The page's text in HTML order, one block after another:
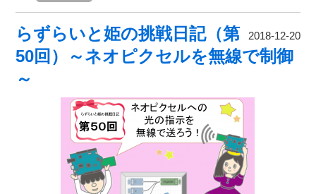
2018-12-20
らずらいと姫の挑戦日記（第
50回）～ネオピクセルを無線で制御
～